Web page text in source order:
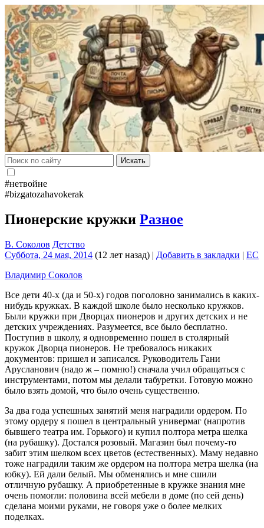
Искать
#нетвойне
#bizgatozahavokerak
Пионерские кружки Разное
В. Соколов Детство
Суббота, 24 мая, 2014 (12 лет назад) | Добавить в закладки | EC
Владимир Соколов
Все дети 40-х (да и 50-х) годов поголовно занимались в каких-
нибудь кружках. В каждой школе было несколько кружков.
Были кружки при Дворцах пионеров и других детских и не
детских учреждениях. Разумеется, все было бесплатно.
Поступив в школу, я одновременно пошел в столярный
кружок Дворца пионеров. Не требовалось никаких
документов: пришел и записался. Руководитель Гани
Арусланович (надо ж – помню!) сначала учил обращаться с
инструментами, потом мы делали табуретки. Готовую можно
было взять домой, что было очень существенно.
За два года успешных занятий меня наградили ордером. По
этому ордеру я пошел в центральный универмаг (напротив
бывшего театра им. Горького) и купил полтора метра шелка
(на рубашку). Достался розовый. Магазин был почему-то
забит этим шелком всех цветов (естественных). Маму недавно
тоже наградили таким же ордером на полтора метра шелка (на
юбку). Ей дали белый. Мы обменялись и мне сшили
отличную рубашку. А приобретенные в кружке знания мне
очень помогли: половина всей мебели в доме (по сей день)
сделана моими руками, не говоря уже о более мелких
поделках.